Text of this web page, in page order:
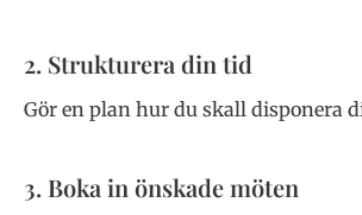
2. Strukturera din tid
Gör en plan hur du skall disponera
3. Boka in önskade möten